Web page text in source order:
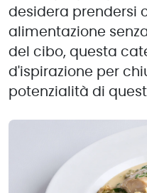
desidera prendersi
alimentazione
del cibo, questa
d'ispirazione per
potenzialità di